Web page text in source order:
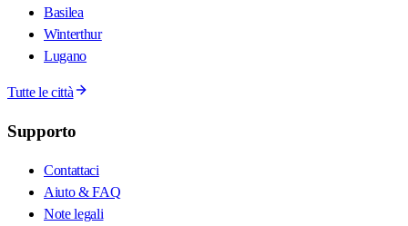
Basilea
Winterthur
Lugano
Tutte le città
Supporto
Contattaci
Aiuto & FAQ
Note legali